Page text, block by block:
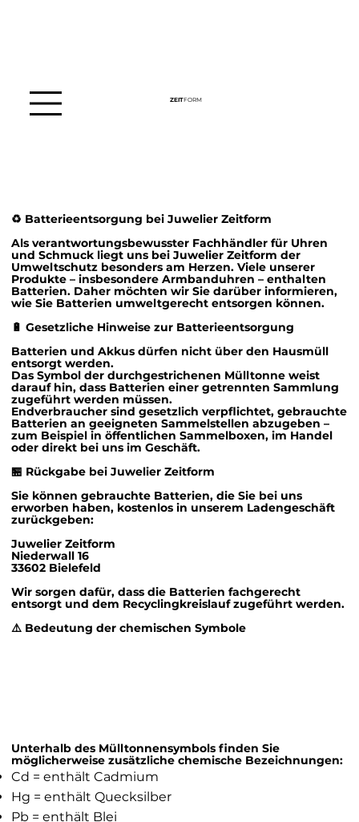
ZEITFORM
♻️ Batterieentsorgung bei Juwelier Zeitform
Als verantwortungsbewusster Fachhändler für Uhren
und Schmuck liegt uns bei Juwelier Zeitform der
Umweltschutz besonders am Herzen. Viele unserer
Produkte – insbesondere Armbanduhren – enthalten
Batterien. Daher möchten wir Sie darüber informieren,
wie Sie Batterien umweltgerecht entsorgen können.
🔋 Gesetzliche Hinweise zur Batterieentsorgung
Batterien und Akkus dürfen nicht über den Hausmüll
entsorgt werden.
Das Symbol der durchgestrichenen Mülltonne weist
darauf hin, dass Batterien einer getrennten Sammlung
zugeführt werden müssen.
Endverbraucher sind gesetzlich verpflichtet, gebrauchte
Batterien an geeigneten Sammelstellen abzugeben –
zum Beispiel in öffentlichen Sammelboxen, im Handel
oder direkt bei uns im Geschäft.
🏪 Rückgabe bei Juwelier Zeitform
Sie können gebrauchte Batterien, die Sie bei uns
erworben haben, kostenlos in unserem Ladengeschäft
zurückgeben:
Juwelier Zeitform
Niederwall 16
33602 Bielefeld
Wir sorgen dafür, dass die Batterien fachgerecht
entsorgt und dem Recyclingkreislauf zugeführt werden.
⚠️ Bedeutung der chemischen Symbole
Unterhalb des Mülltonnensymbols finden Sie
möglicherweise zusätzliche chemische Bezeichnungen:
Cd = enthält Cadmium
Hg = enthält Quecksilber
Pb = enthält Blei